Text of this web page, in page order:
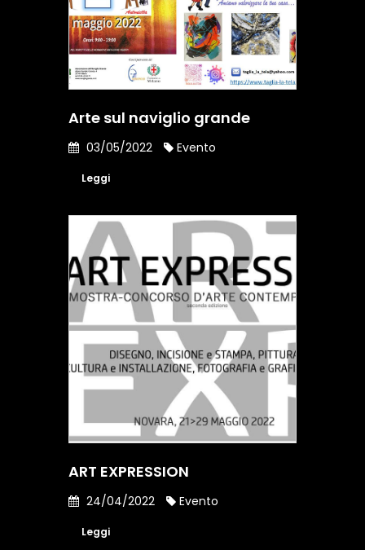
Arte sul naviglio grande
03/05/2022 Evento
Leggi
ART EXPRESSION
24/04/2022 Evento
Leggi